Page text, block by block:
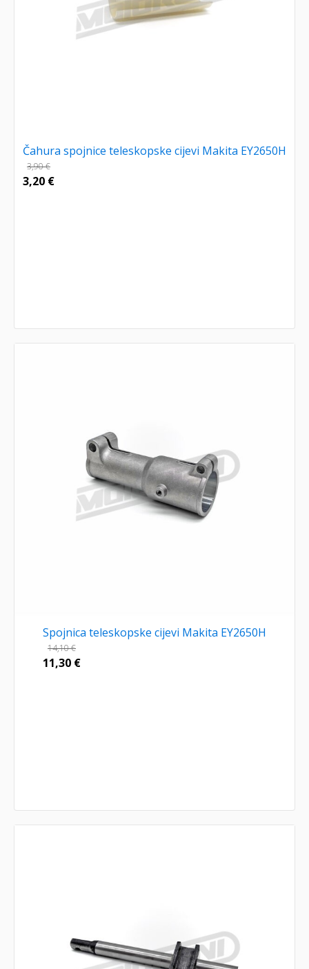
Čahura spojnice teleskopske cijevi Makita EY2650H
3,90€
3,20 €
Spojnica teleskopske cijevi Makita EY2650H
14,10€
11,30 €